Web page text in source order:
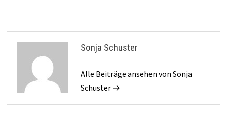
Sonja Schuster
Alle Beiträge ansehen von Sonja
Schuster →